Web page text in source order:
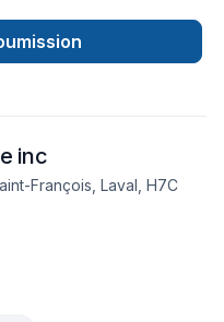
combinant
privilégions la
pour bâtir des relations
inc
François, Laval, H7C